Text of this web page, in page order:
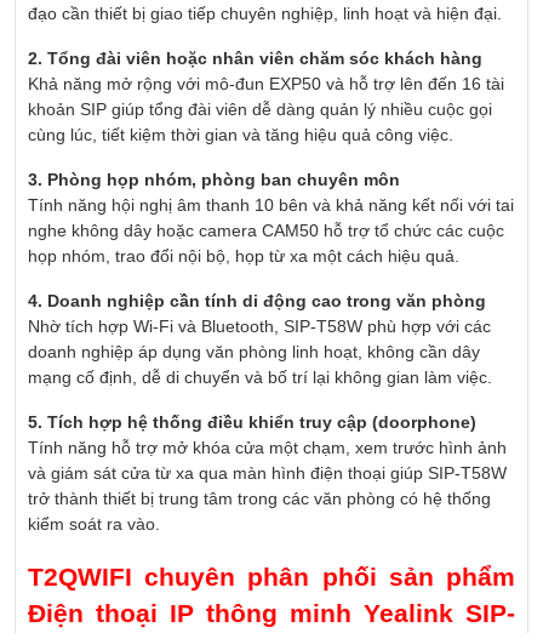
đạo cần thiết bị giao tiếp chuyên nghiệp, linh hoạt và hiện đại.
2. Tổng đài viên hoặc nhân viên chăm sóc khách hàng
Khả năng mở rộng với mô-đun EXP50 và hỗ trợ lên đến 16 tài
khoản SIP giúp tổng đài viên dễ dàng quản lý nhiều cuộc gọi
cùng lúc, tiết kiệm thời gian và tăng hiệu quả công việc.
3. Phòng họp nhóm, phòng ban chuyên môn
Tính năng hội nghị âm thanh 10 bên và khả năng kết nối với tai
nghe không dây hoặc camera CAM50 hỗ trợ tổ chức các cuộc
họp nhóm, trao đổi nội bộ, họp từ xa một cách hiệu quả.
4. Doanh nghiệp cần tính di động cao trong văn phòng
Nhờ tích hợp Wi-Fi và Bluetooth, SIP-T58W phù hợp với các
doanh nghiệp áp dụng văn phòng linh hoạt, không cần dây
mạng cố định, dễ di chuyển và bố trí lại không gian làm việc.
5. Tích hợp hệ thống điều khiển truy cập (doorphone)
Tính năng hỗ trợ mở khóa cửa một chạm, xem trước hình ảnh
và giám sát cửa từ xa qua màn hình điện thoại giúp SIP-T58W
trở thành thiết bị trung tâm trong các văn phòng có hệ thống
kiểm soát ra vào.
T2QWIFI chuyên phân phối sản phẩm
Điện thoại IP thông minh Yealink SIP-